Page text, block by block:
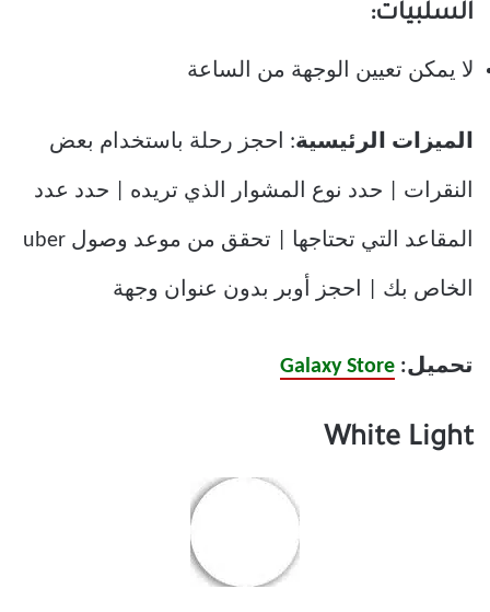
السلبيات:
لا يمكن تعيين الوجهة من الساعة
الميزات الرئيسية: احجز رحلة باستخدام بعض
النقرات | حدد نوع المشوار الذي تريده | حدد عدد
المقاعد التي تحتاجها | تحقق من موعد وصول uber
الخاص بك | احجز أوبر بدون عنوان وجهة
تحميل: Galaxy Store
White Light